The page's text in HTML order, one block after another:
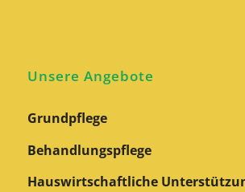
Unsere Angebote
Grundpflege
Behandlungspflege
Hauswirtschaftliche